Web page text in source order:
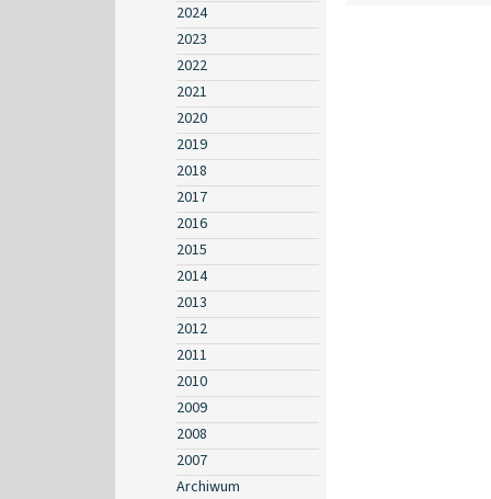
2024
2023
2022
2021
2020
2019
2018
2017
2016
2015
2014
2013
2012
2011
2010
2009
2008
2007
Archiwum